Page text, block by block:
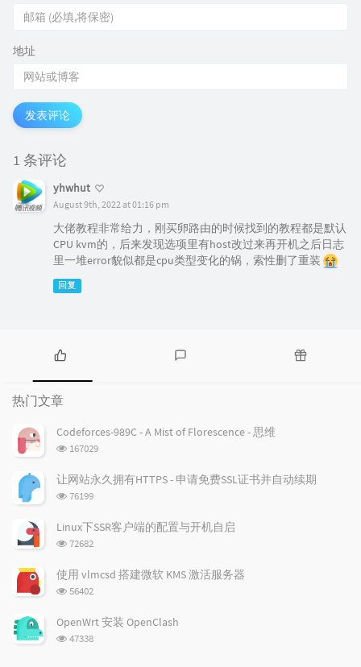
地址
发表评论
1 条评论
yhwhut
August 9th, 2022 at 01:16 pm
大佬教程非常给力，刚买卵路由的时候找到的教程都是默认
CPU kvm的，后来发现选项里有host改过来再开机之后日志
里一堆error貌似都是cpu类型变化的锅，索性删了重装
回复
热
门
文
章
论
热门文章
Codeforces-989C - A Mist of Florescence - 思维
浏
次
数:
167029
让网站永久拥有HTTPS - 申请免费SSL证书并自动续期
浏
次
76199
Linux下SSR客户端的配置与开机自启
浏
次
数:
72682
使用 vlmcsd 搭建微软 KMS 激活服务器
浏
次
56402
OpenWrt 安装 OpenClash
浏
47338